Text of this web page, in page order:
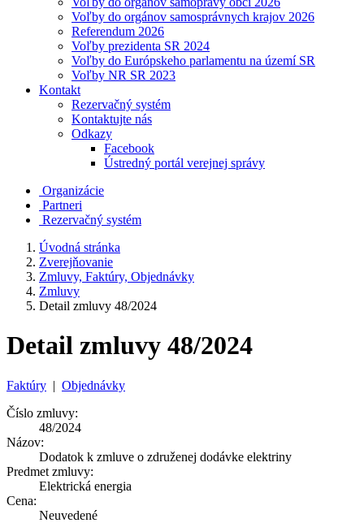
Voľby do orgánov samosprávnych krajov 2026
Referendum 2026
Voľby prezidenta SR 2024
Voľby do Európskeho parlamentu na území SR
Voľby NR SR 2023
Kontakt
Rezervačný systém
Kontaktujte nás
Odkazy
Facebook
Ústredný portál verejnej správy
Organizácie
Partneri
Rezervačný systém
Úvodná stránka
Zverejňovanie
Zmluvy, Faktúry, Objednávky
Zmluvy
Detail zmluvy 48/2024
Detail zmluvy 48/2024
Faktúry | Objednávky
Číslo zmluvy:
48/2024
Názov:
Dodatok k zmluve o združenej dodávke elektriny
Predmet zmluvy:
Elektrická energia
Cena:
Neuvedené